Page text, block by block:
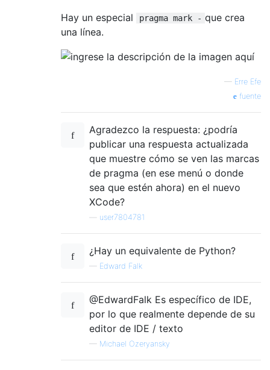
Hay un especial
pragma mark - que crea
una línea.
— Erre Efe
fuente
Agradezco la respuesta: ¿podría
publicar una respuesta actualizada
que muestre cómo se ven las marcas
de pragma (en ese menú o donde
sea que estén ahora) en el nuevo
XCode?
user7804781
¿Hay un equivalente de Python?
— Edward Falk
@EdwardFalk Es específico de IDE,
por lo que realmente depende de su
editor de IDE / texto
— Michael Ozeryansky